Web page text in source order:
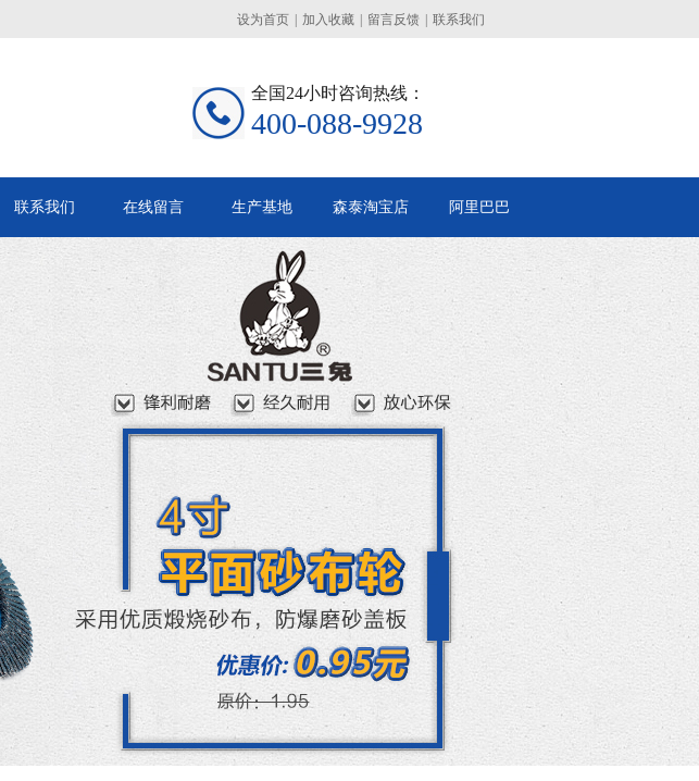
设为首页 加入收藏 留言反馈 联系我们
全国24小时咨询热线：
400-088-9928
联系我们 在线留言 生产基地 森泰淘宝店 阿里巴巴